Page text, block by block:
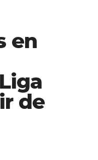
en
de